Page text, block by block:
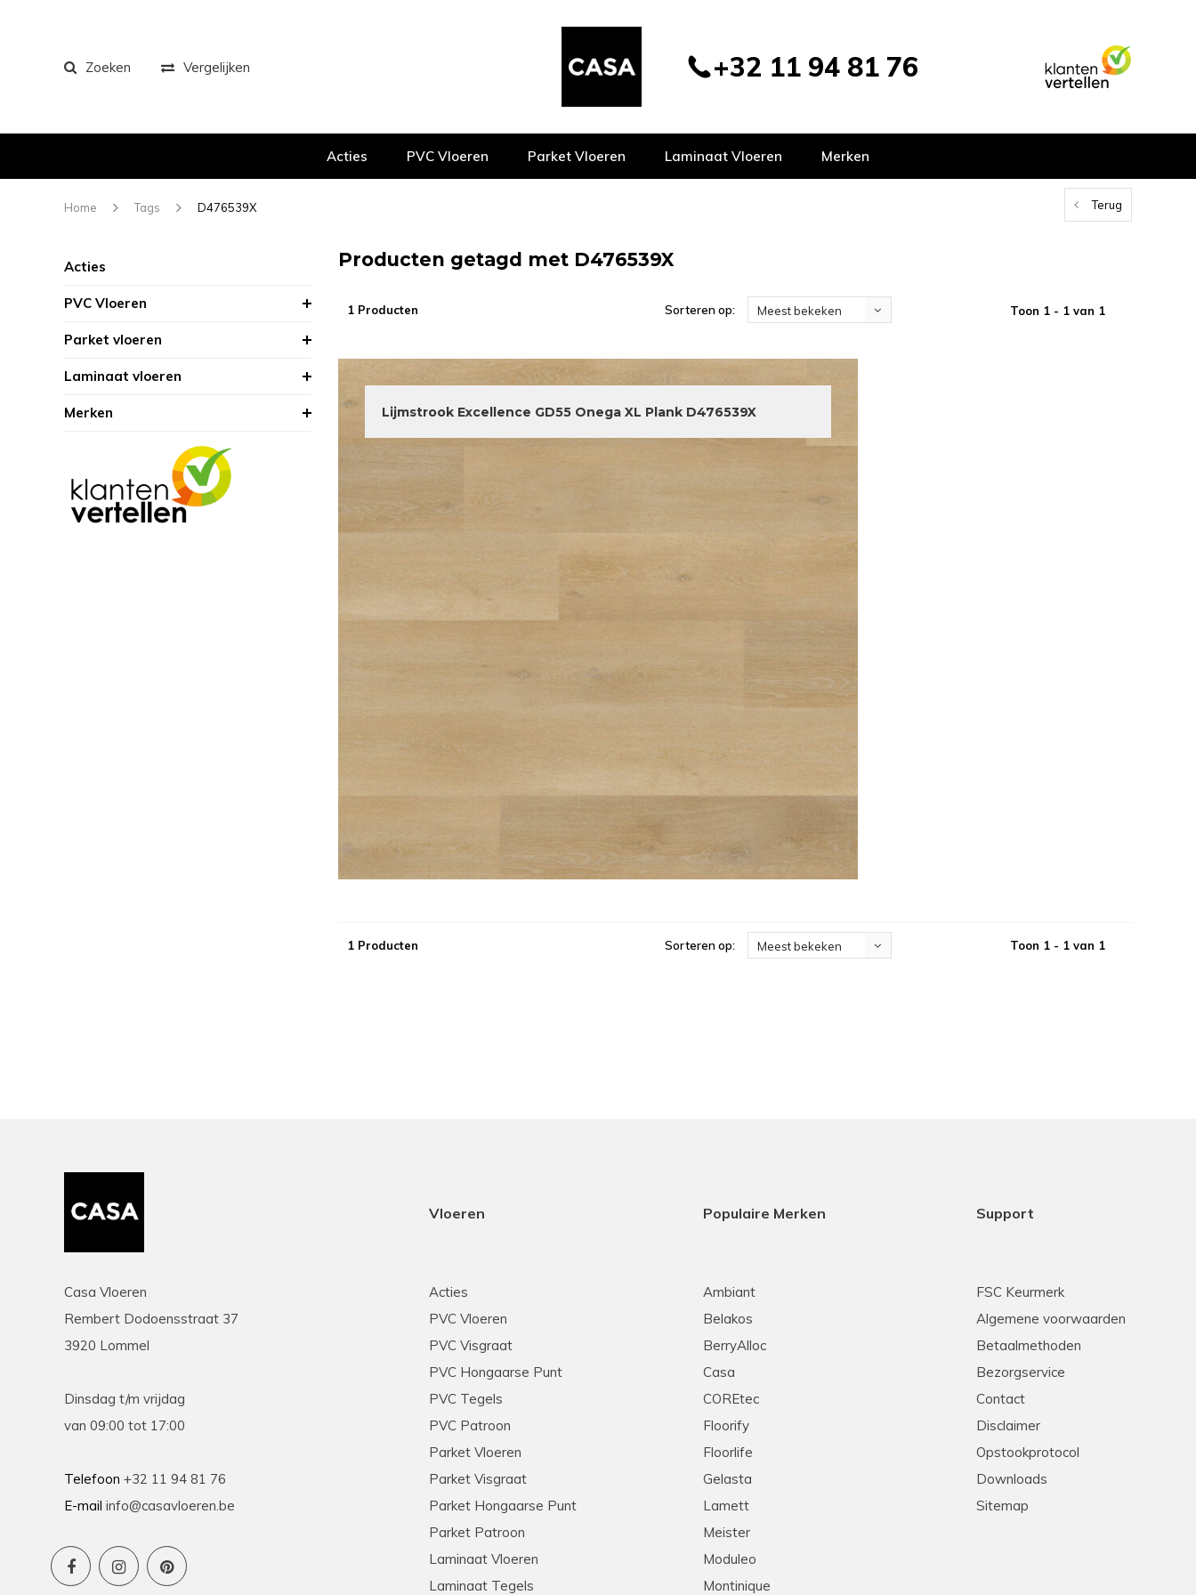
Zoeken Vergelijken +32 11 94 81 76
Acties PVC Vloeren Parket Vloeren Laminaat Vloeren Merken
Home Tags D476539X Terug
Acties
PVC Vloeren
Parket vloeren
Laminaat vloeren
Merken
Producten getagd met D476539X
1 Producten Sorteren op: Meest bekeken Toon 1 - 1 van 1
Lijmstrook Excellence GD55 Onega XL Plank D476539X
1 Producten Sorteren op: Meest bekeken Toon 1 - 1 van 1
Casa Vloeren
Rembert Dodoensstraat 37
3920 Lommel
Dinsdag t/m vrijdag
van 09:00 tot 17:00
Telefoon +32 11 94 81 76
E-mail info@casavloeren.be
Vloeren
Acties
PVC Vloeren
PVC Visgraat
PVC Hongaarse Punt
PVC Tegels
PVC Patroon
Parket Vloeren
Parket Visgraat
Parket Hongaarse Punt
Parket Patroon
Laminaat Vloeren
Laminaat Tegels
Populaire Merken
Ambiant
Belakos
BerryAlloc
Casa
COREtec
Floorify
Floorlife
Gelasta
Lamett
Meister
Moduleo
Montinique
Support
FSC Keurmerk
Algemene voorwaarden
Betaalmethoden
Bezorgservice
Contact
Disclaimer
Opstookprotocol
Downloads
Sitemap